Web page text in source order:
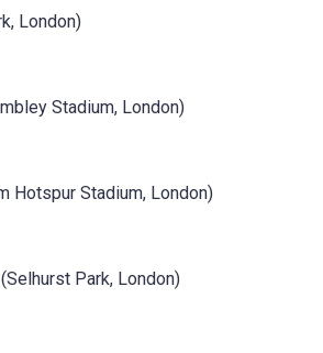
London)
Stadium, London)
Hotspur Stadium, London)
(Selhurst Park, London)